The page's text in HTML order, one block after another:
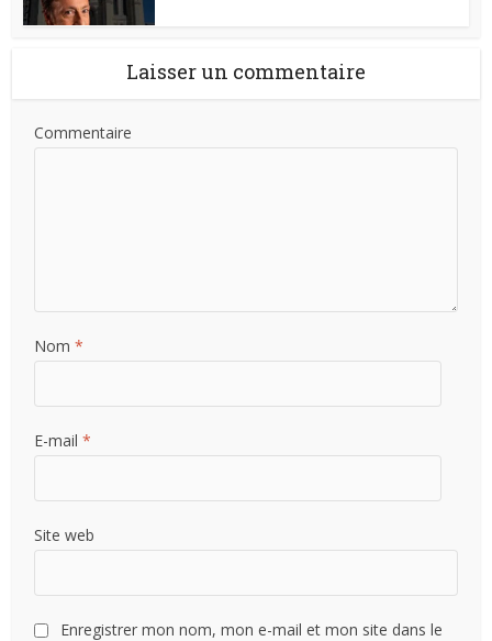
Laisser un commentaire
Commentaire
Nom*
E-mail*
Site web
Enregistrer mon nom, mon e-mail et mon site dans le